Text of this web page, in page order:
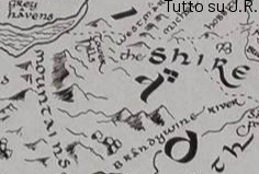
Tutto su